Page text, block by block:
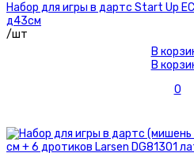
Набор для игры в дартс Start Up
д43см
/шт
В
В
0